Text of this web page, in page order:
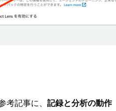
記事に、 記録と分析の動作